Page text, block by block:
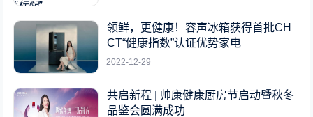
领鲜，更健康！容声冰箱获得首批CH
CT“健康指数”认证优势家电
2022-12-29
共启新程 | 帅康健康厨房节启动暨秋冬
品鉴会圆满成功